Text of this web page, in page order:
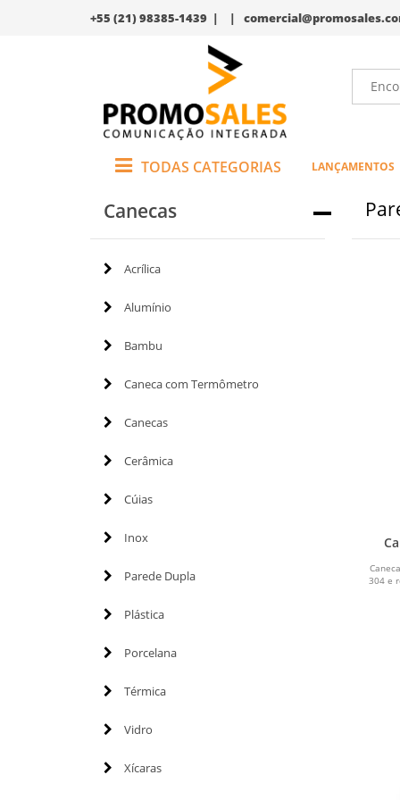
+55 (21) 98385-1439 | |
TODAS CATEGORIAS LANÇAMENTOS
Canecas
Acrílica
Alumínio
Bambu
Caneca com Termômetro
Canecas
Cerâmica
Cúias
Inox
Parede Dupla
Plástica
Porcelana
Térmica
Vidro
Xícaras
304 e